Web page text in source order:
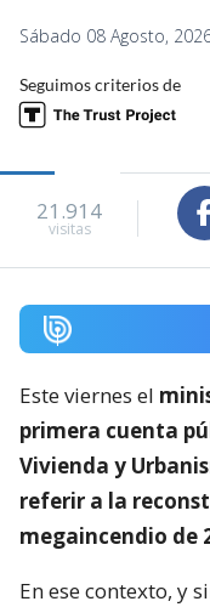
Sábado 08 Agosto,
Seguimos criterios de
21.914
visitas
Este viernes el
primera cuenta
Vivienda y
referir a la
megaincendio de
En ese contexto, y